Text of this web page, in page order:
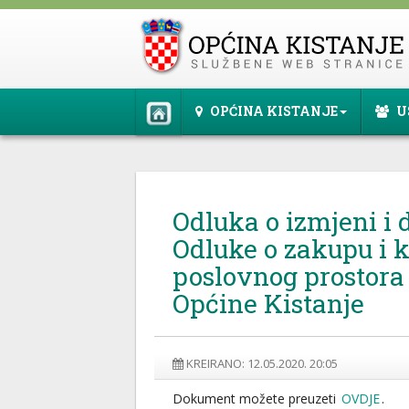
OPĆINA KISTANJE
Odluka o izmjeni i
Odluke o zakupu i
poslovnog
Općine Kistanje
KREIRANO: 12.05.2020. 20:05
Dokument možete preuzeti OVDJE.